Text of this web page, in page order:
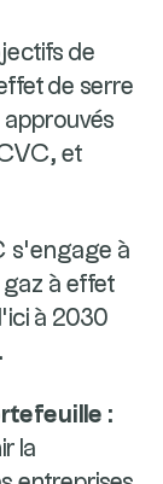
de
de serre
et
s’engage à
gaz à effet
à 2030
:
la